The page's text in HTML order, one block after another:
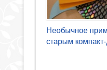
Необычное
старым